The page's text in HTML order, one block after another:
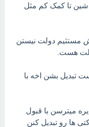
شین تا کمک کم مثل
مستثیم دولت نیستن
هست.
تبدیل بشن اخه با
میترسن با قبول
ها رو تبدیل کنن